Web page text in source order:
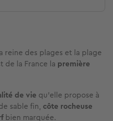
reine des plages et la plage
de la France la première
de vie qu’elle propose à
sable fin, côte rocheuse
bien marquée.